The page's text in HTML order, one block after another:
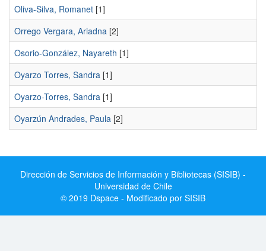
Oliva-Silva, Romanet [1]
Orrego Vergara, Ariadna [2]
Osorio-González, Nayareth [1]
Oyarzo Torres, Sandra [1]
Oyarzo-Torres, Sandra [1]
Oyarzún Andrades, Paula [2]
Dirección de Servicios de Información y Bibliotecas (SISIB) -
Universidad de Chile
© 2019 Dspace - Modificado por SISIB